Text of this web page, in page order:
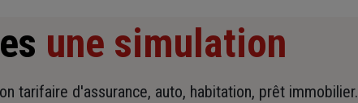
une simulation
tarifaire d'assurance, auto, habitation, prêt immobilier.